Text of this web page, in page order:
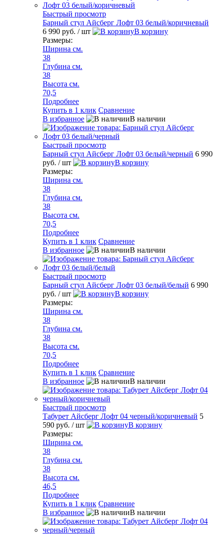
Быстрый просмотр
Барный стул Айсберг Лофт 03 белый/коричневый
6 990 руб. / шт
В корзину
Размеры:
Ширина см.
38
Глубина см.
38
Высота см.
70,5
Подробнее
Купить в 1 клик Сравнение
В избранное
В наличии
Быстрый просмотр
Барный стул Айсберг Лофт 03 белый/черный 6 990
руб. / шт
В корзину
Размеры:
Ширина см.
38
Глубина см.
38
Высота см.
70,5
Подробнее
Купить в 1 клик Сравнение
В избранное
В наличии
Быстрый просмотр
Барный стул Айсберг Лофт 03 белый/белый 6 990
руб. / шт
В корзину
Размеры:
Ширина см.
38
Глубина см.
38
Высота см.
70,5
Подробнее
Купить в 1 клик Сравнение
В избранное
В наличии
Быстрый просмотр
Табурет Айсберг Лофт 04 черный/коричневый 5
590 руб. / шт
В корзину
Размеры:
Ширина см.
38
Глубина см.
38
Высота см.
46,5
Подробнее
Купить в 1 клик Сравнение
В избранное
В наличии